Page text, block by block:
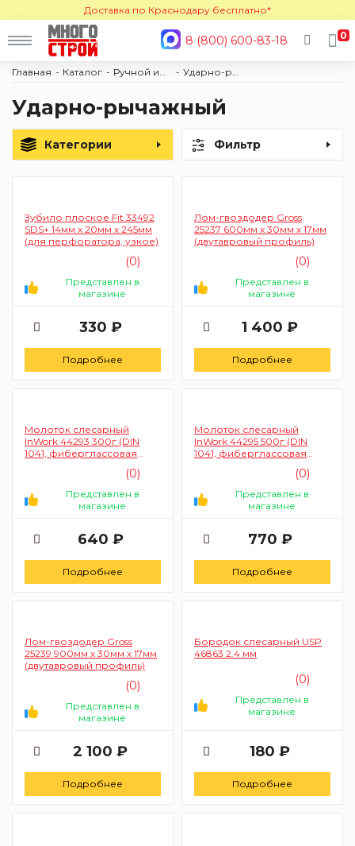
Доставка по Краснодару бесплатно*
8 (800) 600-83-18 0
Главная Каталог
Ударно-рычажный
Категории Фильтр
Зубило плоское Fit 33492
SDS+ 14мм х 20мм х 245мм
(для перфоратора, узкое)
(0)
Представлен в
магазине
330 ₽
Подробнее
Лом-гвоздодер Gross
25237 600мм х 30мм х 17мм
(двутавровый профиль)
(0)
Представлен в
магазине
1 400 ₽
Подробнее
Молоток слесарный
InWork 44293 300г (DIN
1041, фиберглассовая
(0)
Представлен в
магазине
640 ₽
Подробнее
Молоток слесарный
InWork 44295 500г (DIN
1041, фиберглассовая
(0)
Представлен в
магазине
770 ₽
Подробнее
Лом-гвоздодер Gross
25239 900мм х 30мм х 17мм
(двутавровый профиль)
(0)
Представлен в
магазине
2 100 ₽
Подробнее
Бородок слесарный USP
46863 2.4 мм
(0)
Представлен в
магазине
180 ₽
Подробнее